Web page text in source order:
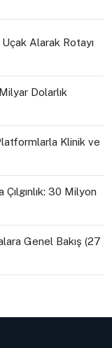
Alarak Rotayı
Dolarlık
Klinik ve
30 Milyon
Genel Bakış (27